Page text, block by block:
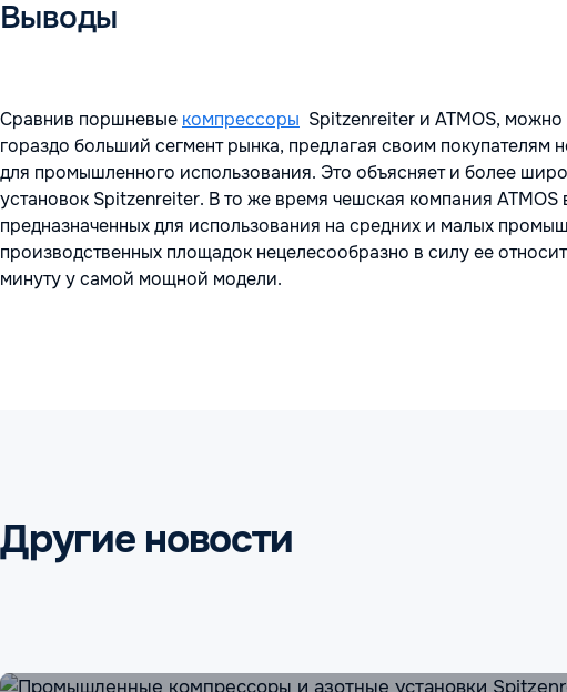
Выводы
Сравнив поршневые компрессоры Spitzenreiter и ATMOS, можно
гораздо больший сегмент рынка, предлагая своим покупателям
для промышленного использования. Это объясняет и более
установок Spitzenreiter. В то же время чешская компания
предназначенных для использования на средних и малых
производственных площадок нецелесообразно в силу ее
минуту у самой мощной модели.
Другие новости